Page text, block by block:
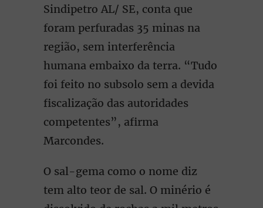
Sindipetro AL/ SE, conta que
foram perfuradas 35 minas na
região, sem interferência
humana embaixo da terra. “Tudo
foi feito no subsolo sem a devida
fiscalização das autoridades
competentes”, afirma
Marcondes.
O sal-gema como o nome diz
tem alto teor de sal. O minério é